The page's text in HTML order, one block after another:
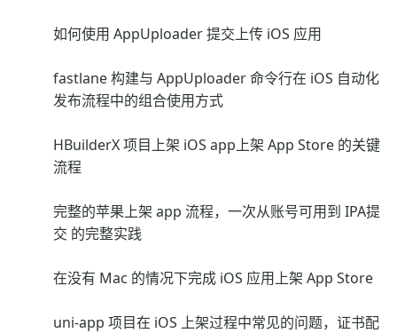
如何使用 AppUploader 提交上传 iOS 应用
fastlane 构建与 AppUploader 命令行在 iOS 自动化
发布流程中的组合使用方式
HBuilderX 项目上架 iOS app上架 App Store 的关键
流程
完整的苹果上架 app 流程，一次从账号可用到 IPA提
交 的完整实践
在没有 Mac 的情况下完成 iOS 应用上架 App Store
uni-app 项目在 iOS 上架过程中常见的问题，证书配